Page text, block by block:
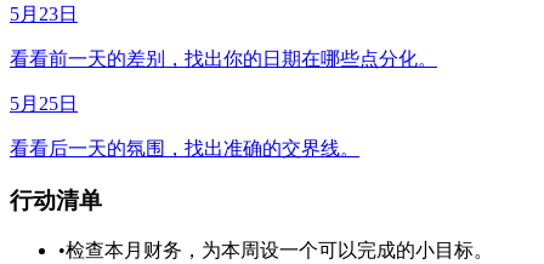
5月23日
看看前一天的差别，找出你的日期在哪些点分化。
5月25日
看看后一天的氛围，找出准确的交界线。
行动清单
•检查本月财务，为本周设一个可以完成的小目标。